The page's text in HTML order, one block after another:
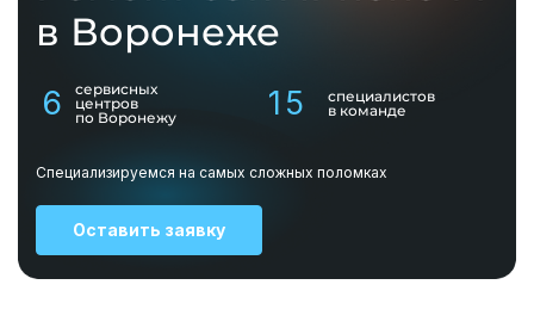
в Воронеже
6
сервисных
центров
по Воронежу
15
специалистов
в команде
Специализируемся на самых сложных поломках
Оставить заявку